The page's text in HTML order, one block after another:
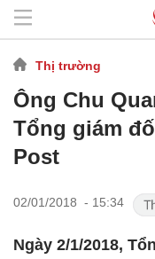
Thị trường
Ông Chu
Tổng giám
Post
02/01/2018 - 15:34
Ngày 2/1/2018,